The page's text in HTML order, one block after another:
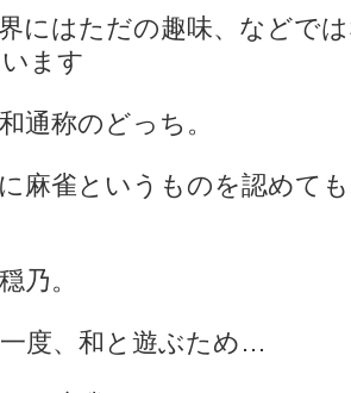
界にはただの趣味、などで
ます
通称のどっち。
麻雀というものを認めて
乃。
度、和と遊ぶため…